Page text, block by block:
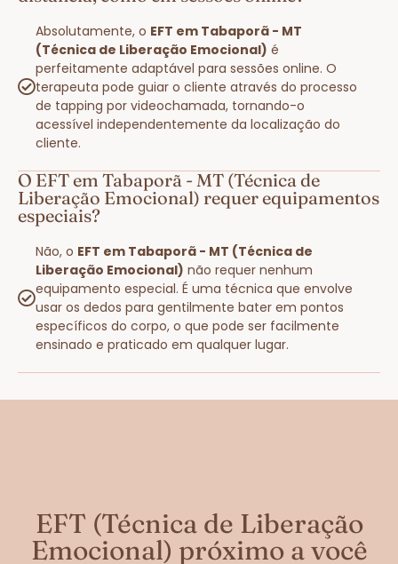
Absolutamente, o EFT em Tabaporã - MT
(Técnica de Liberação Emocional) é
perfeitamente adaptável para sessões online. O
terapeuta pode guiar o cliente através do processo
de tapping por videochamada, tornando-o
acessível independentemente da localização do
cliente.
O EFT em Tabaporã - MT (Técnica de
Liberação Emocional) requer equipamentos
especiais?
Não, o EFT em Tabaporã - MT (Técnica de
Liberação Emocional) não requer nenhum
equipamento especial. É uma técnica que envolve
usar os dedos para gentilmente bater em pontos
específicos do corpo, o que pode ser facilmente
ensinado e praticado em qualquer lugar.
EFT (Técnica de Liberação
Emocional) próximo a você